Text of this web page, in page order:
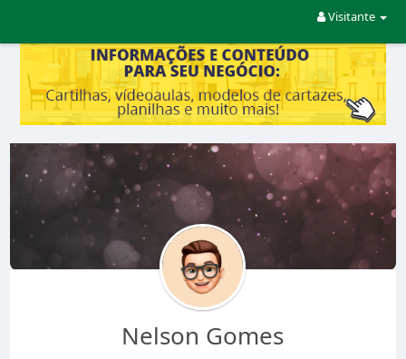
Visitante
Nelson Gomes